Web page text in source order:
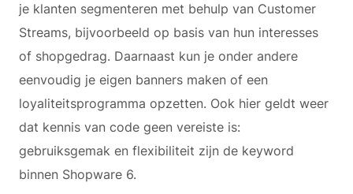
je klanten segmenteren met behulp van Customer
Streams, bijvoorbeeld op basis van hun interesses
of shopgedrag. Daarnaast kun je onder andere
eenvoudig je eigen banners maken of een
loyaliteitsprogramma opzetten. Ook hier geldt weer
dat kennis van code geen vereiste is:
gebruiksgemak en flexibiliteit zijn de keyword
binnen Shopware 6.